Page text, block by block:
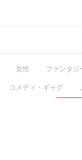
女性 ファンタジ
コメディ・ギャグ